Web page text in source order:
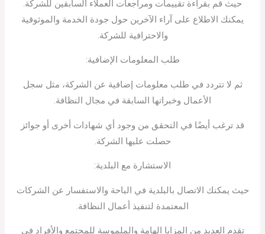
حيث قم بقراءة تقييمات ومراجعات العملاء السابقين للشركة.
يمكنك الاطلاع على آراء الآخرين حول جودة الخدمة والموثوقية
والاحترافية للشركة.
طلب المعلومات الإضافية:
ثم لا تتردد في طلب معلومات إضافية عن الشركة، مثل سجل
الأعمال وخبراتها السابقة في مجال النظافة.
قد ترغب أيضًا في التحقق من وجود أي شهادات أخرى أو جوائز
حصلت عليها الشركة.
الاستشارة مع البلدية:
حيث يمكنك الاتصال بالبلدية في الباحة والاستفسار عن الشركات
المعتمدة لتنفيذ أعمال النظافة.
تقدم العديد من المزايا الهامة والملموسة للمجتمع والأفراد في